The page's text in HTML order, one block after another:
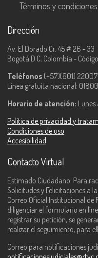
Términos y condiciones
Dirección
Av. El Dorado Cr. 45 # 26 - 33
Bogotá D.C, Colombia - Código
Teléfonos (+57)(601)
Línea gratuita nacional:
Horario de atención:
Política de privacidad y
Condiciones de uso
Accesibilidad
Contacto Virtual
Estimado Ciudadano: Para
Solicitudes y Felicitaciones a
Correo Oficial Institucional de
diligenciar el formulario en
registrar su petición, se
realizar el seguimiento, para
Correo para notificaciones